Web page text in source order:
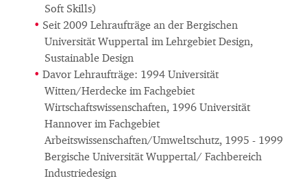
Soft Skills)
Seit 2009 Lehraufträge an der Bergischen
Universität Wuppertal im Lehrgebiet Design,
Sustainable Design
Davor Lehraufträge: 1994 Universität
Witten/Herdecke im Fachgebiet
Wirtschaftswissenschaften, 1996 Universität
Hannover im Fachgebiet
Arbeitswissenschaften/Umweltschutz, 1995 - 1999
Bergische Universität Wuppertal/ Fachbereich
Industriedesign